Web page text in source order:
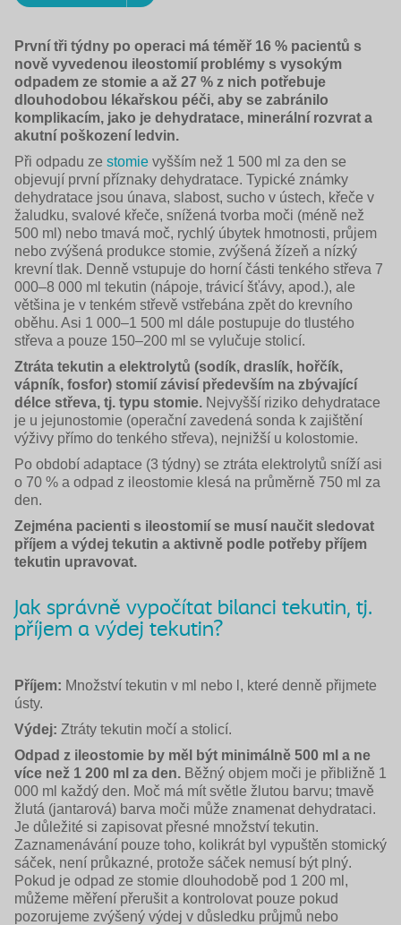
První tři týdny po operaci má téměř 16 % pacientů s
nově vyvedenou ileostomií problémy s vysokým
odpadem ze stomie a až 27 % z nich potřebuje
dlouhodobou lékařskou péči, aby se zabránilo
komplikacím, jako je dehydratace, minerální rozvrat a
akutní poškození ledvin.
Při odpadu ze stomie vyšším než 1 500 ml za den se
objevují první příznaky dehydratace. Typické známky
dehydratace jsou únava, slabost, sucho v ústech, křeče v
žaludku, svalové křeče, snížená tvorba moči (méně než
500 ml) nebo tmavá moč, rychlý úbytek hmotnosti, průjem
nebo zvýšená produkce stomie, zvýšená žízeň a nízký
krevní tlak. Denně vstupuje do horní části tenkého střeva 7
000–8 000 ml tekutin (nápoje, trávicí šťávy, apod.), ale
většina je v tenkém střevě vstřebána zpět do krevního
oběhu. Asi 1 000–1 500 ml dále postupuje do tlustého
střeva a pouze 150–200 ml se vylučuje stolicí.
Ztráta tekutin a elektrolytů (sodík, draslík, hořčík,
vápník, fosfor) stomií závisí především na zbývající
délce střeva, tj. typu stomie. Nejvyšší riziko dehydrata­ce
je u jejunostomie (operační zavedená sonda k zajištění
výživy přímo do tenkého střeva), nejnižší u kolostomie.
Po období adaptace (3 týdny) se ztráta elektroly­tů sníží asi
o 70 % a odpad z ileostomie klesá na průměrně 750 ml za
den.
Zejména pacienti s ileostomií se musí naučit sledovat
příjem a výdej tekutin a aktivně podle potřeby příjem
tekutin upravovat.
Jak správně vypočítat bilanci tekutin, tj.
příjem a výdej tekutin?
Příjem: Množství tekutin v ml nebo l, které denně přijmete
ústy.
Výdej: Ztráty tekutin močí a stolicí.
Odpad z ileostomie by měl být minimálně 500 ml a ne
více než 1 200 ml za den. Běžný objem moči je přibližně 1
000 ml každý den. Moč má mít světle žlutou barvu; tmavě
žlutá (jantaro­vá) barva moči může znamenat dehyd­rataci.
Je důležité si zapisovat přesné množství tekutin.
Zaznamenávání pouze toho, kolikrát byl vypuštěn stomický
sáček, není průkazné, protože sáček nemusí být plný.
Pokud je odpad ze stomie dlouhodobě pod 1 200 ml,
můžeme měření přerušit a kontrolovat pouze pokud
pozorujeme zvýšený výdej v důsledku průjmů nebo